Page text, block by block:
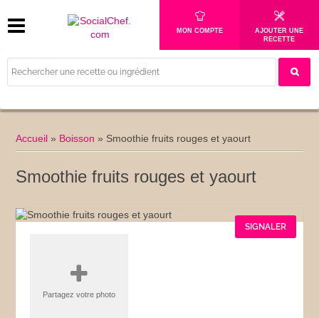
MON COMPTE
AJOUTER UNE
RECETTE
Accueil » Boisson » Smoothie fruits rouges et yaourt
Smoothie fruits rouges et yaourt
SIGNALER
Partagez votre photo